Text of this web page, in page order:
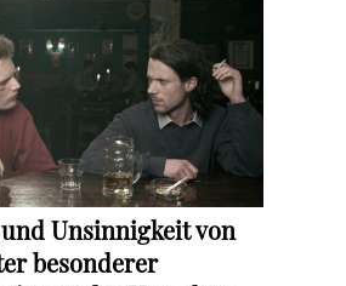
Unsinnigkeit von
besonderer